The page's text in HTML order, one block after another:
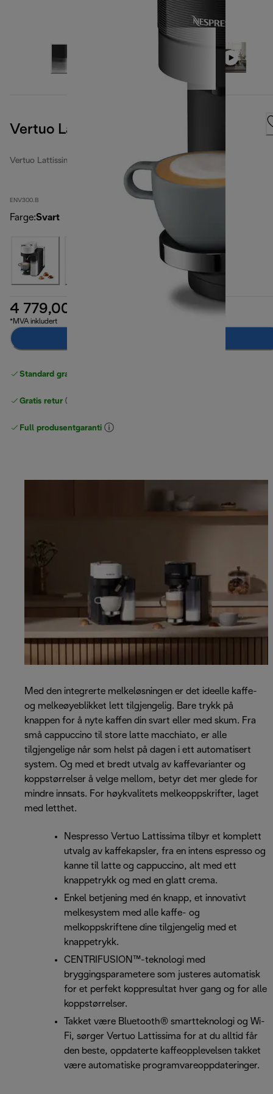
Vertuo Lattissima, svart
Vertuo Lattissima
ENV300.B
Farge:Svart
4 779,00 kr
*MVA inkludert
Standard gratis levering
Gratis retur
Full produsentgaranti
Med den integrerte melkeløsningen er det ideelle kaffe-
og melkeøyeblikket lett tilgjengelig. Bare trykk på
knappen for å nyte kaffen din svart eller med skum. Fra
små cappuccino til store latte macchiato, er alle
tilgjengelige når som helst på dagen i ett automatisert
system. Og med et bredt utvalg av kaffevarianter og
koppstørrelser å velge mellom, betyr det mer glede for
mindre innsats. For høykvalitets melkeoppskrifter, laget
med letthet.
Nespresso Vertuo Lattissima tilbyr et komplett
utvalg av kaffekapsler, fra en intens espresso og
kanne til latte og cappuccino, alt med ett
knappetrykk og med en glatt crema.
Enkel betjening med én knapp, et innovativt
melkesystem med alle kaffe- og
melkoppskriftene dine tilgjengelig med et
knappetrykk.
CENTRIFUSION™-teknologi med
bryggingsparametere som justeres automatisk
for et perfekt koppresultat hver gang og for alle
koppstørrelser.
Takket være Bluetooth® smartteknologi og Wi-
Fi, sørger Vertuo Lattissima for at du alltid får
den beste, oppdaterte kaffeopplevelsen takket
være automatiske programvareoppdateringer.